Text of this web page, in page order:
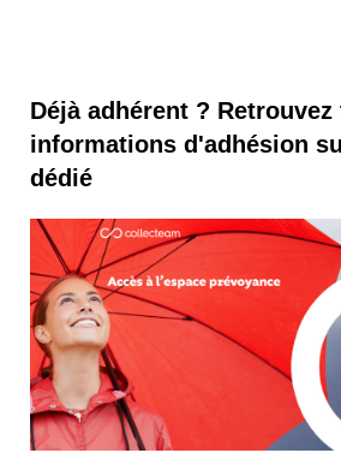
Déjà adhérent ?
informations d'adhésion
dédié